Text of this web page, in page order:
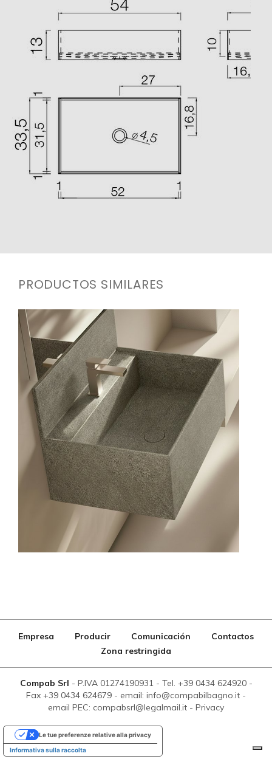
PRODUCTOS SIMILARES
Empresa Producir Comunicación
Contactos
Zona restringida
Compab Srl - P.IVA 01274190931- Tel. +39 0434 624920-
Fax +39 0434 624679 - email: info@compabilbagno.it -
email PEC: compabsrl@legalmail.it - Privacy
Informativa sulla raccolta
Le tue preferenze relative alla privacy